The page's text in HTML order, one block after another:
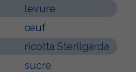
levure
œuf
ricotta Sterilgarda
sucre